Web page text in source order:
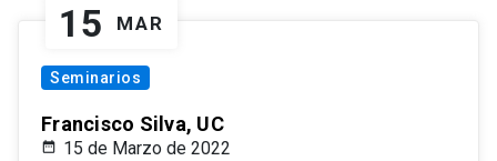
15 MAR
Seminarios
Francisco Silva, UC
15 de Marzo de 2022